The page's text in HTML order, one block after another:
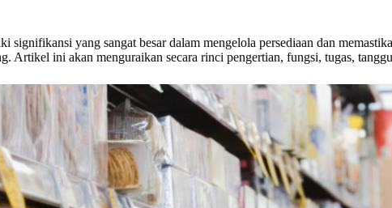
signifikansi yang sangat besar dalam mengelola persediaan dan
Artikel ini akan menguraikan secara rinci pengertian, fungsi, tugas,